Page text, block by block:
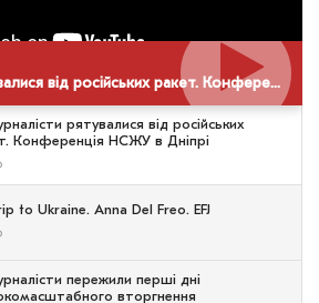
Як журналісти рятувалися від російських ракет. Конференція НСЖУ в Дніпрі
рятувалися від російських
Конференція НСЖУ в Дніпрі
to Ukraine. Anna Del Freo. EFJ
пережили перші дні
вторгнення